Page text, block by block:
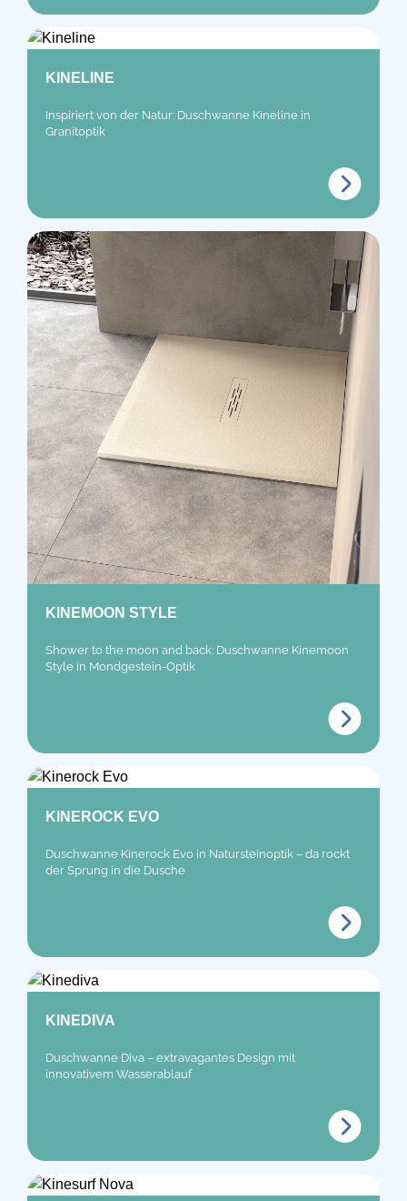
KINELINE
Inspiriert von der Natur: Duschwanne Kineline in
Granitoptik
KINEMOON STYLE
Shower to the moon and back: Duschwanne Kinemoon
Style in Mondgestein-Optik
KINEROCK EVO
Duschwanne Kinerock Evo in Natursteinoptik – da rockt
der Sprung in die Dusche
KINEDIVA
Duschwanne Diva – extravagantes Design mit
innovativem Wasserablauf